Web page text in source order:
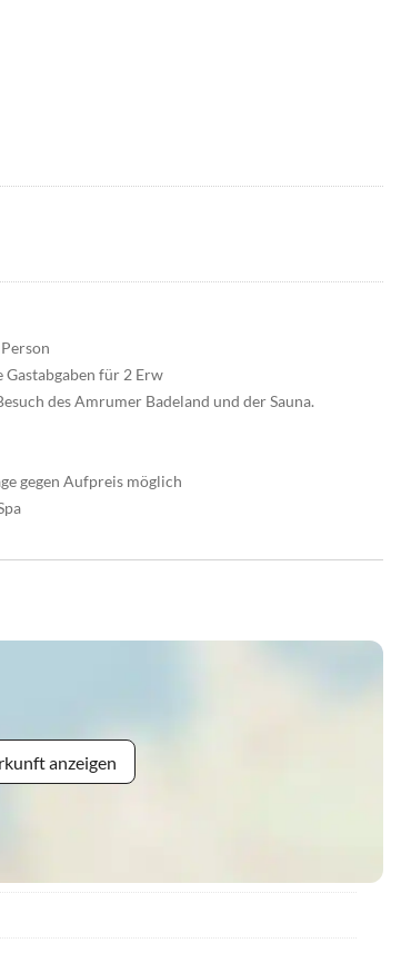
für 2 Erw
des Amrumer Badeland und der Sauna.
gegen Aufpreis möglich
anzeigen